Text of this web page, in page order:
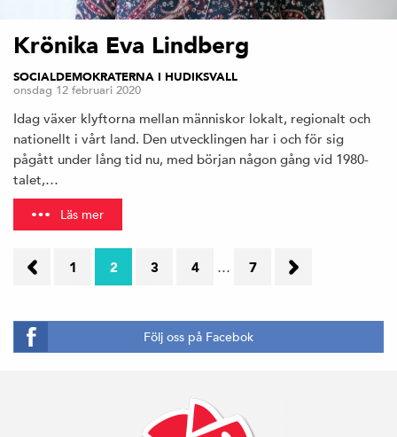
Krönika Eva Lindberg
SOCIALDEMOKRATERNA I HUDIKSVALL
onsdag 12 februari 2020
Idag växer klyftorna mellan människor lokalt, regionalt och
nationellt i vårt land. Den utvecklingen har i och för sig
pågått under lång tid nu, med början någon gång vid 1980-
talet,…
Läs mer
←
Föregående
1 2 3 4 … 7
Nästa
Följ oss på Facebok